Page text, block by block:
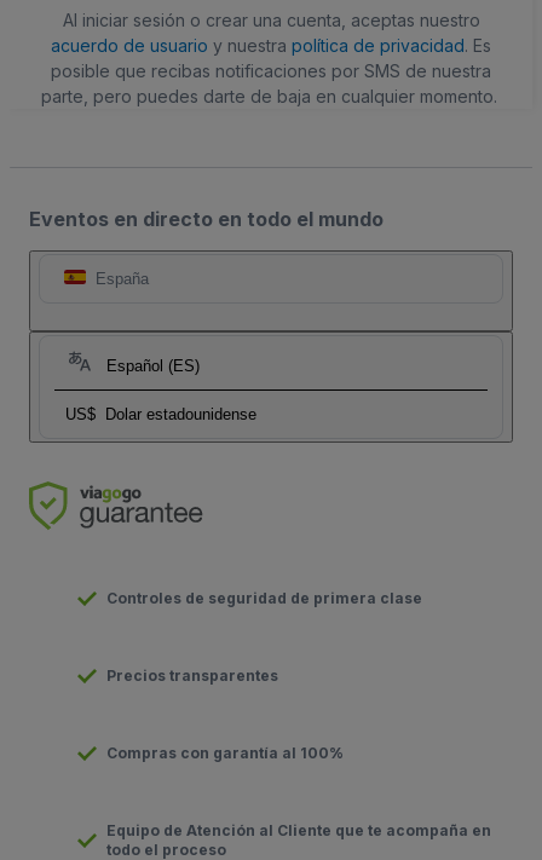
Al iniciar sesión o crear una cuenta, aceptas nuestro
acuerdo de usuario y nuestra política de privacidad. Es
posible que recibas notificaciones por SMS de nuestra
parte, pero puedes darte de baja en cualquier momento.
Eventos en directo en todo el mundo
España
Español (ES)
US$ Dolar estadounidense
Controles de seguridad de primera clase
Precios transparentes
Compras con garantía al 100%
Equipo de Atención al Cliente que te acompaña en
todo el proceso